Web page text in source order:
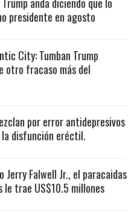
presidente en agosto
City: Tumban Trump
otro fracaso más del
por error antidepresivos
disfunción eréctil.
Jerry Falwell Jr., el paracaidas
le trae US$10.5 millones